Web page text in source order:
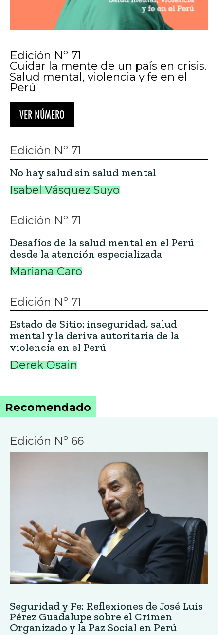
Edición Nº 71
Cuidar la mente de un país en crisis.
Salud mental, violencia y fe en el
Perú
VER NÚMERO
Edición Nº 71
No hay salud sin salud mental
Isabel Vásquez Suyo
Edición Nº 71
Desafíos de la salud mental en el Perú
desde la atención especializada
Mariana Caro
Edición Nº 71
Estado de Sitio: inseguridad, salud
mental y la deriva autoritaria de la
violencia en el Perú
Derek Osain
Recomendado
Edición Nº 66
Seguridad y Fe: Reflexiones de José Luis
Pérez Guadalupe sobre el Crimen
Organizado y la Paz Social en Perú